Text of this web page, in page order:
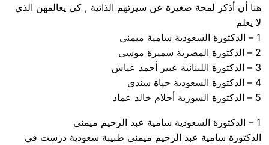
هنا أن أذكر لمحة صغيرة عن سيرتهم الذاتية , كي يعالمهن الذي
لا يعلم
1 – الدكتورة السعودية سامية ميمني
2 – الدكتورة المصرية سميرة موسى
3 – الدكتورة اللبنانية عبير أحمد عياش
4 – الدكتورة السعودية حياة سندي
5 – الدكتورة السورية أحلام خالد عماد
1 – الدكتورة السعودية سامية عبد الرحيم ميمني
الدكتورة سامية عبد الرحيم ميمني طبيبة سعودية درست في